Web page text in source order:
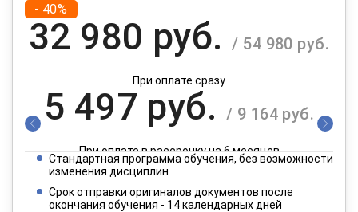
- 40%
32 980 руб. / 54 980 руб.
При оплате сразу
5 497 руб. / 9 164 руб.
При оплате в рассрочку на 6 месяцев
2 749 руб.
Стандартная программа обучения, без возможности
изменения дисциплин
Срок отправки оригиналов документов после
окончания обучения - 14 календарных дней